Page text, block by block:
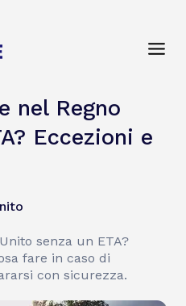
nel Regno
Eccezioni e
senza un ETA?
fare in caso di
con sicurezza.